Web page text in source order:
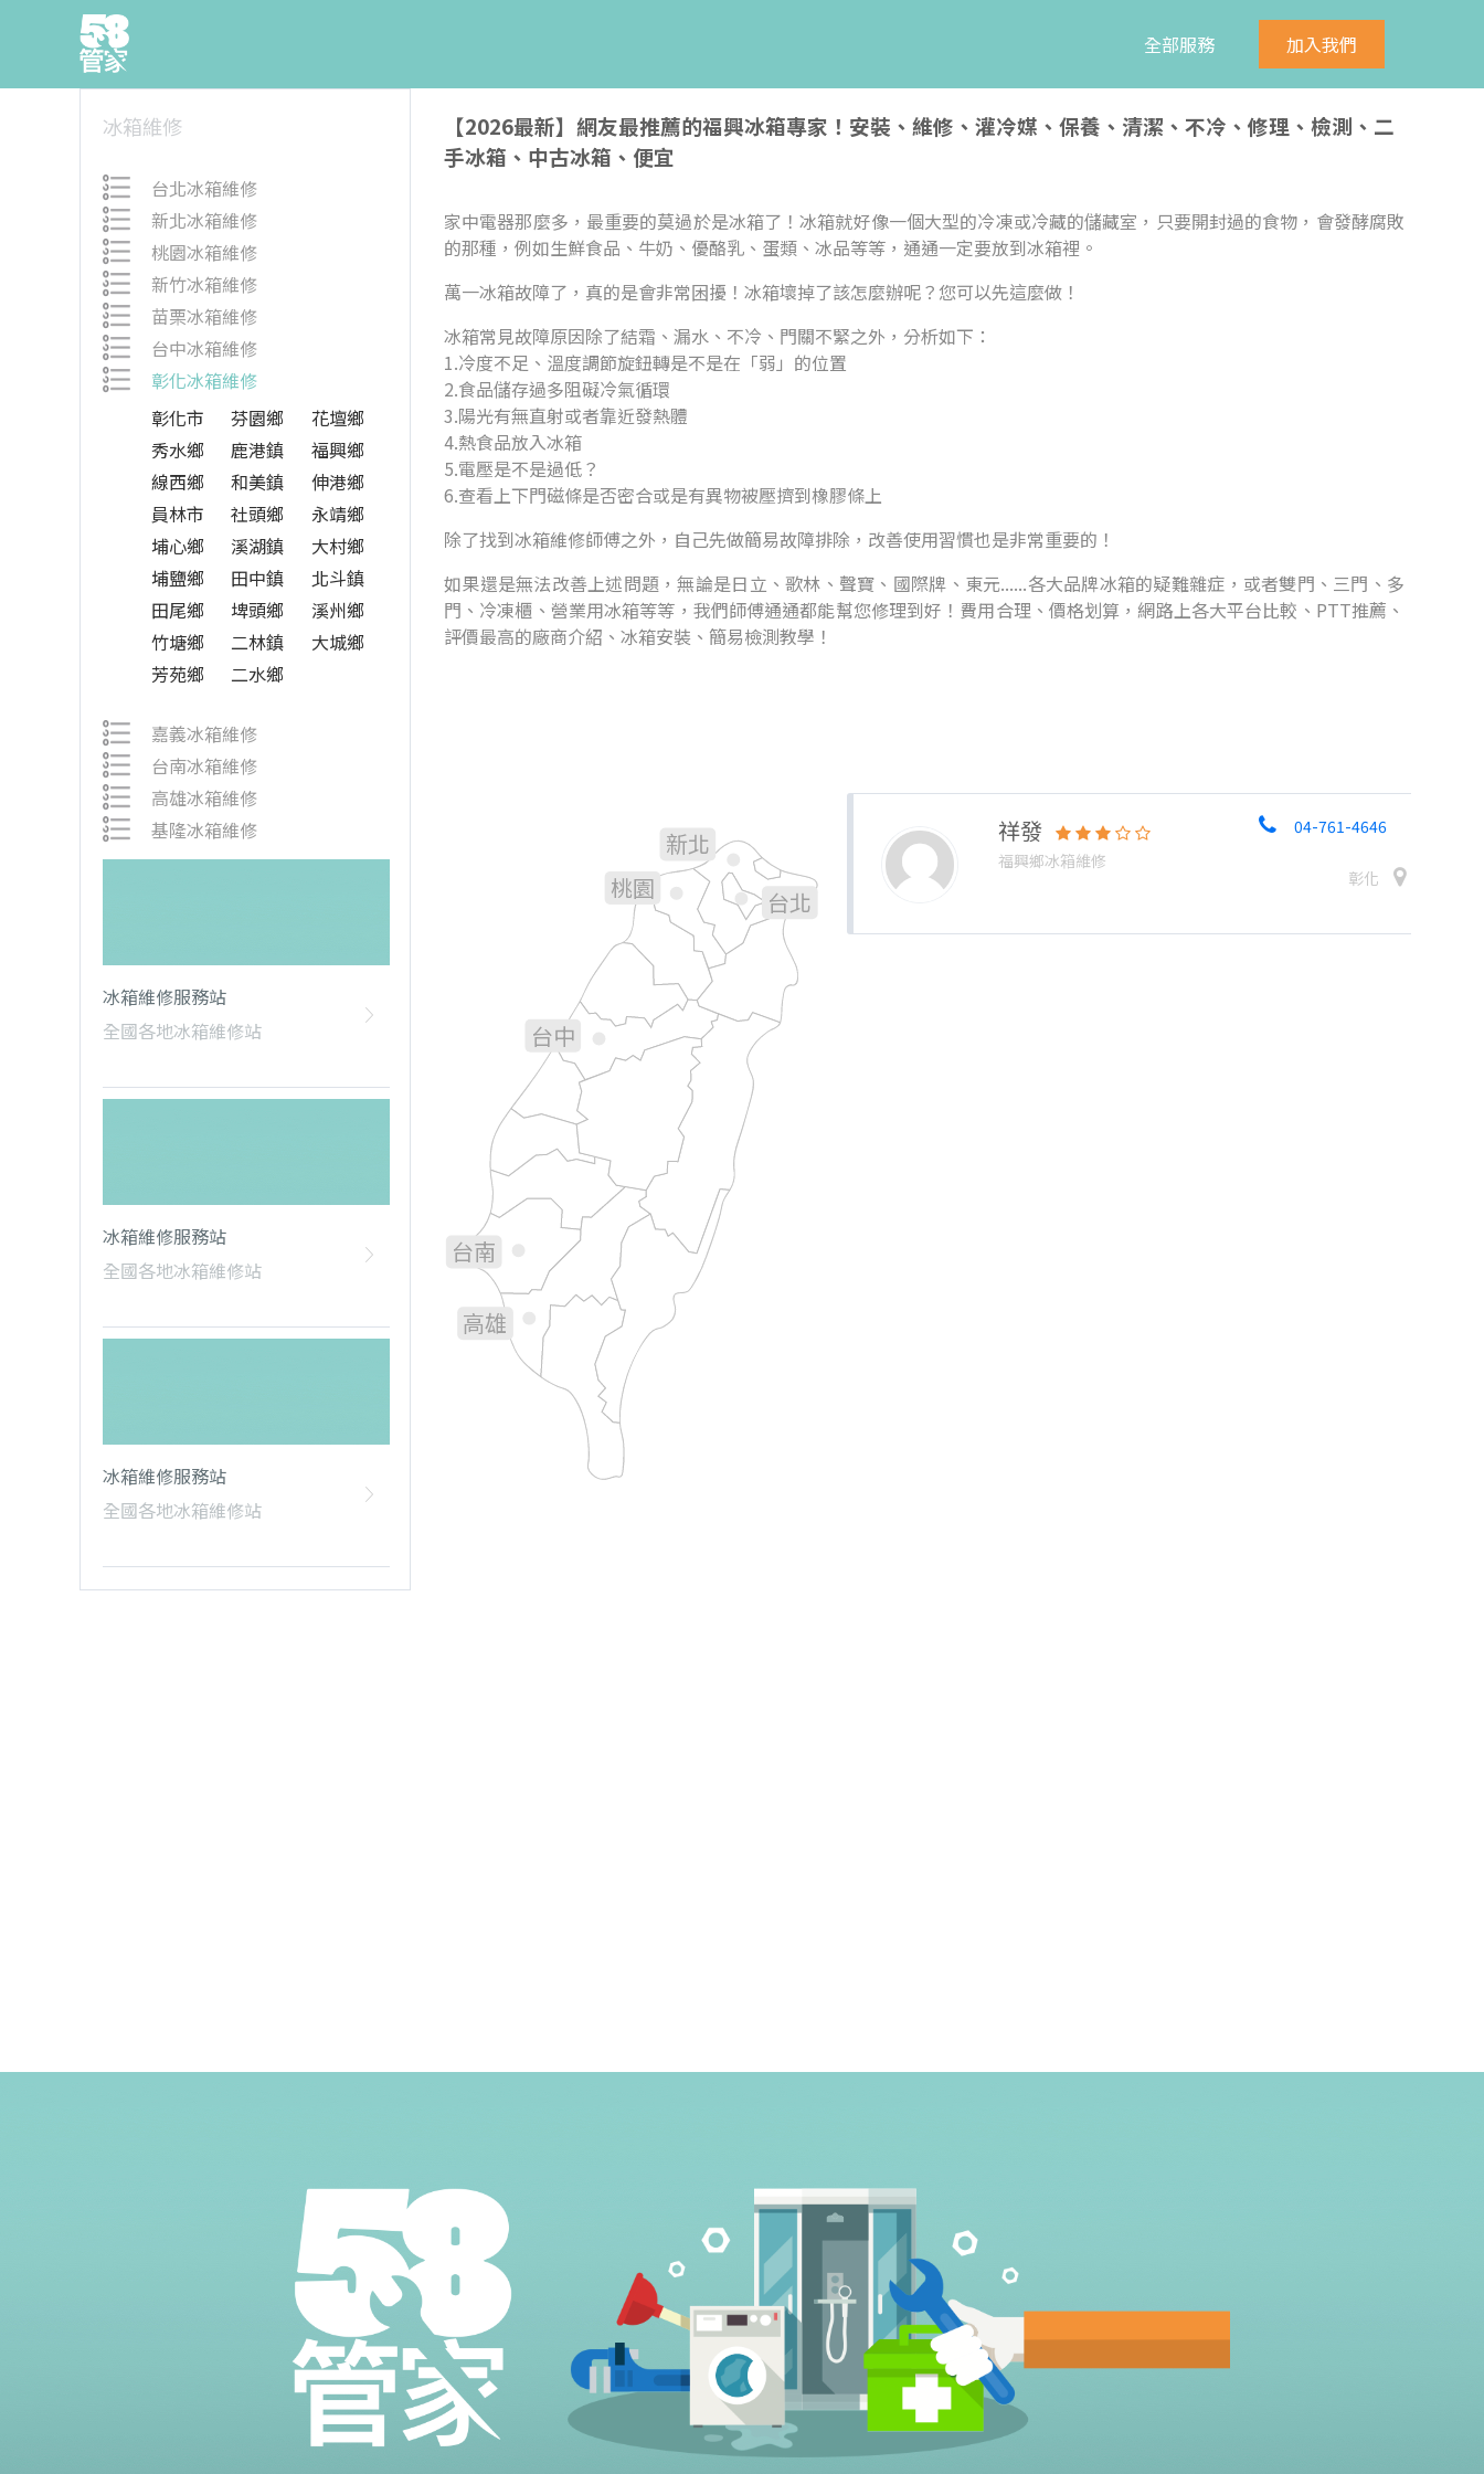
全部服務 加入我們
冰箱維修
台北冰箱維修
新北冰箱維修
桃園冰箱維修
新竹冰箱維修
苗栗冰箱維修
台中冰箱維修
彰化冰箱維修
彰化市
芬園鄉
花壇鄉
秀水鄉
鹿港鎮
福興鄉
線西鄉
和美鎮
伸港鄉
員林市
社頭鄉
永靖鄉
埔心鄉
溪湖鎮
大村鄉
埔鹽鄉
田中鎮
北斗鎮
田尾鄉
埤頭鄉
溪州鄉
竹塘鄉
二林鎮
大城鄉
芳苑鄉
二水鄉
嘉義冰箱維修
台南冰箱維修
高雄冰箱維修
基隆冰箱維修
冰箱維修服務站
全國各地冰箱維修站
冰箱維修服務站
全國各地冰箱維修站
冰箱維修服務站
全國各地冰箱維修站
【2026最新】網友最推薦的福興冰箱專家！安裝、維修、灌冷媒、保養、清潔、不冷、修理、檢測、二
手冰箱、中古冰箱、便宜
家中電器那麼多，最重要的莫過於是冰箱了！冰箱就好像一個大型的冷凍或冷藏的儲藏室，只要開封過的食物，會發酵腐敗
的那種，例如生鮮食品、牛奶、優酪乳、蛋類、冰品等等，通通一定要放到冰箱裡。
萬一冰箱故障了，真的是會非常困擾！冰箱壞掉了該怎麼辦呢？您可以先這麼做！
冰箱常見故障原因除了結霜、漏水、不冷、門關不緊之外，分析如下：
1.冷度不足、溫度調節旋鈕轉是不是在「弱」的位置
2.食品儲存過多阻礙冷氣循環
3.陽光有無直射或者靠近發熱體
4.熱食品放入冰箱
5.電壓是不是過低？
6.查看上下門磁條是否密合或是有異物被壓擠到橡膠條上
除了找到冰箱維修師傅之外，自己先做簡易故障排除，改善使用習慣也是非常重要的！
如果還是無法改善上述問題，無論是日立、歌林、聲寶、國際牌、東元......各大品牌冰箱的疑難雜症，或者雙門、三門、多
門、冷凍櫃、營業用冰箱等等，我們師傅通通都能幫您修理到好！費用合理、價格划算，網路上各大平台比較、PTT推薦、
評價最高的廠商介紹、冰箱安裝、簡易檢測教學！
台北
新北
桃園
台中
台南
高雄
苗栗
彰化
雲林
嘉義
屏東
花蓮
宜蘭
台東
祥發
福興鄉冰箱維修
04-761-4646
彰化